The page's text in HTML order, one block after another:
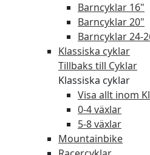
Barncyklar 16"
Barncyklar 20"
Barncyklar 24-
Klassiska cyklar
Tillbaks till Cyklar
Klassiska cyklar
Visa allt inom
0-4 växlar
5-8 växlar
Mountainbike